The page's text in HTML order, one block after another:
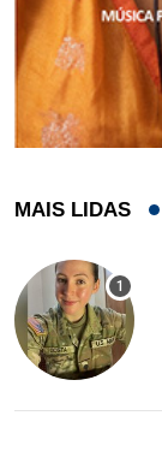
MAIS LIDAS